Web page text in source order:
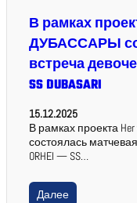
В рамках
ДУБАССАРЫ
встреча
SS DUBASARI
15.12.2025
В рамках проекта
состоялась
ORHEI — SS…
Далее